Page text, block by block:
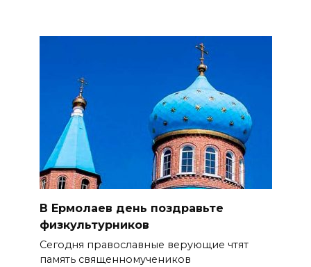
В Ермолаев день поздравьте
физкультурников
Сегодня православные верующие чтят
память священномучеников